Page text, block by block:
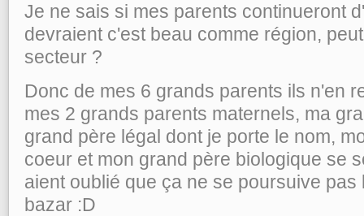
Je ne sais si mes parents continueront
devraient c'est beau comme région,
secteur ?
Donc de mes 6 grands parents ils n'en
mes 2 grands parents maternels, ma
grand père légal dont je porte le nom,
coeur et mon grand père biologique se
aient oublié que ça ne se poursuive
bazar :D